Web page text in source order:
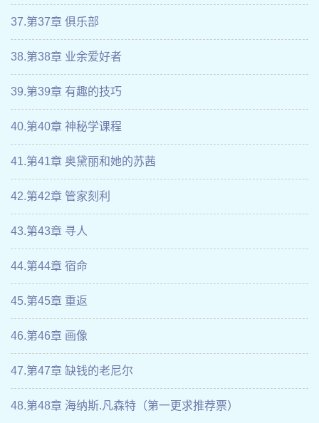
37.第37章 俱乐部
38.第38章 业余爱好者
39.第39章 有趣的技巧
40.第40章 神秘学课程
41.第41章 奥黛丽和她的苏茜
42.第42章 管家刻利
43.第43章 寻人
44.第44章 宿命
45.第45章 重返
46.第46章 画像
47.第47章 缺钱的老尼尔
48.第48章 海纳斯.凡森特（第一更求推荐票）